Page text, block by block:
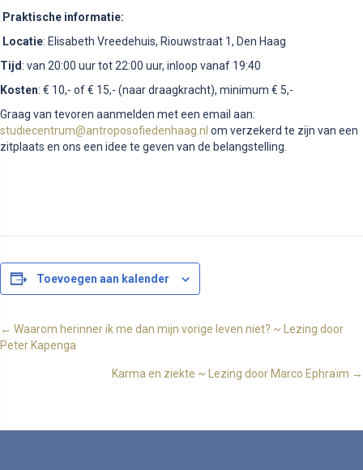
Praktische informatie:
Locatie: Elisabeth Vreedehuis, Riouwstraat 1, Den Haag
Tijd: van 20:00 uur tot 22:00 uur, inloop vanaf 19:40
Kosten: € 10,- of € 15,- (naar draagkracht), minimum € 5,-
Graag van tevoren aanmelden met een email aan:
studiecentrum@antroposofiedenhaag.nl om verzekerd te zijn van een
zitplaats en ons een idee te geven van de belangstelling.
Toevoegen aan kalender
Posts
navigation
← Waarom herinner ik me dan mijn vorige leven niet? ~ Lezing door
Peter Kapenga
Karma en ziekte ~ Lezing door Marco Ephraïm →